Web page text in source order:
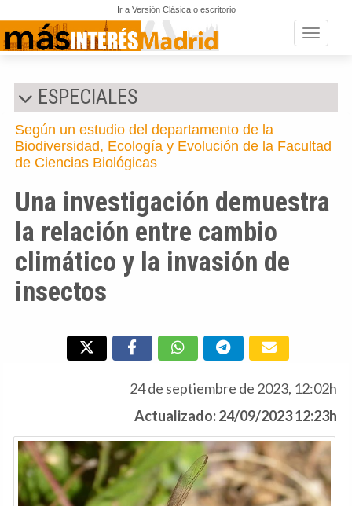
Ir a Versión Clásica o escritorio
Toggle
ESPECIALES
Según un estudio del departamento de la
Biodiversidad, Ecología y Evolución de la Facultad
de Ciencias Biológicas
Una investigación demuestra
la relación entre cambio
climático y la invasión de
insectos
24 de septiembre de 2023, 12:02h
Actualizado: 24/09/2023 12:23h